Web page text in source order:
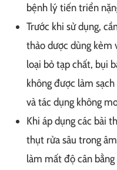
bệnh lý tiến triển
Trước khi sử dụng,
thảo dược dùng kèm
loại bỏ tạp chất, bụi
không được làm
và tác dụng không
Khi áp dụng các bài
thụt rửa sâu trong
làm mất độ cân